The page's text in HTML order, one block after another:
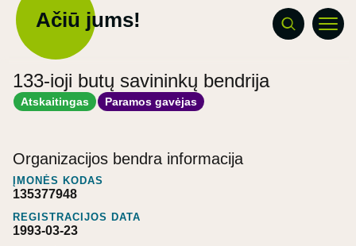
Ačiū jums!
133-ioji butų savininkų bendrija
Atskaitingas Paramos gavėjas
Organizacijos bendra informacija
ĮMONĖS KODAS
135377948
REGISTRACIJOS DATA
1993-03-23